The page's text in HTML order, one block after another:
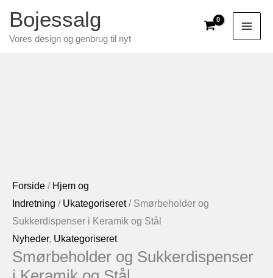
indholdet
Bojessalg
Vores design og genbrug til nyt
Forside / Hjem og
Indretning / Ukategoriseret/ Smørbeholder og
Sukkerdispenser i Keramik og Stål
Nyheder, Ukategoriseret
Smørbeholder og Sukkerdispenser